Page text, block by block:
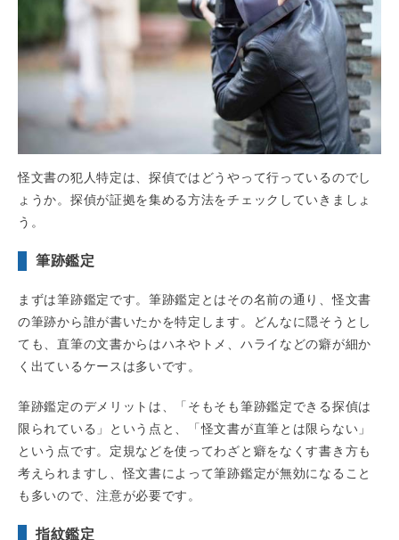
怪文書の犯人特定は、探偵ではどうやって行っているのでし
ょうか。探偵が証拠を集める方法をチェックしていきましょ
う。
筆跡鑑定
まずは筆跡鑑定です。筆跡鑑定とはその名前の通り、怪文書
の筆跡から誰が書いたかを特定します。どんなに隠そうとし
ても、直筆の文書からはハネやトメ、ハライなどの癖が細か
く出ているケースは多いです。
筆跡鑑定のデメリットは、「そもそも筆跡鑑定できる探偵は
限られている」という点と、「怪文書が直筆とは限らない」
という点です。定規などを使ってわざと癖をなくす書き方も
考えられますし、怪文書によって筆跡鑑定が無効になること
も多いので、注意が必要です。
指紋鑑定